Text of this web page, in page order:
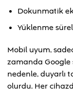
Dokunmatik
Yüklenme
Mobil uyum,
zamanda Google
nedenle, duyarlı
olurdu. Her